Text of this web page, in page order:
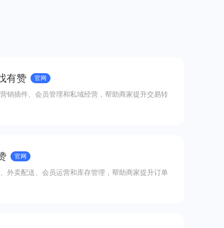
有赞 官网
销插件、会员管理和私域经营，帮助商家提升交易转
官网
外卖配送、会员运营和库存管理，帮助商家提升订单